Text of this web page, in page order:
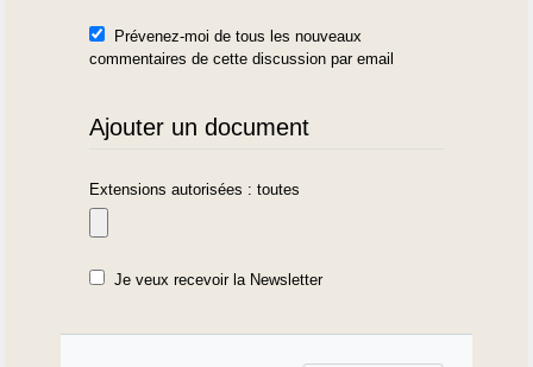
Prévenez-moi de tous les nouveaux
commentaires de cette discussion par email
Ajouter un document
Extensions autorisées : toutes
Je veux recevoir la Newsletter